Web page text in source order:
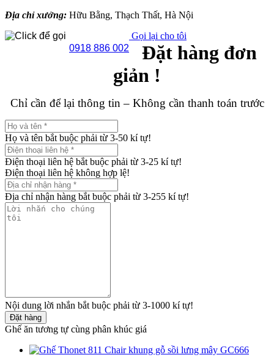
Địa chỉ xưởng: Hữu Bằng, Thạch Thất, Hà Nội
0918 886 002
Gọi lại cho tôi
Đặt hàng đơn
giản !
Chỉ cần để lại thông tin – Không cần thanh toán trước
Họ và tên bắt buộc phải từ 3-50 kí tự!
Điện thoại liên hệ bắt buộc phải từ 3-25 kí tự!
Điện thoại liên hệ không hợp lệ!
Địa chỉ nhận hàng bắt buộc phải từ 3-255 kí tự!
Nội dung lời nhắn bắt buộc phải từ 3-1000 kí tự!
Đặt hàng
Ghế ăn tương tự cùng phân khúc giá